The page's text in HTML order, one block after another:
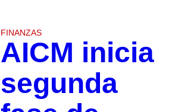
FINANZAS
AICM inicia
segunda